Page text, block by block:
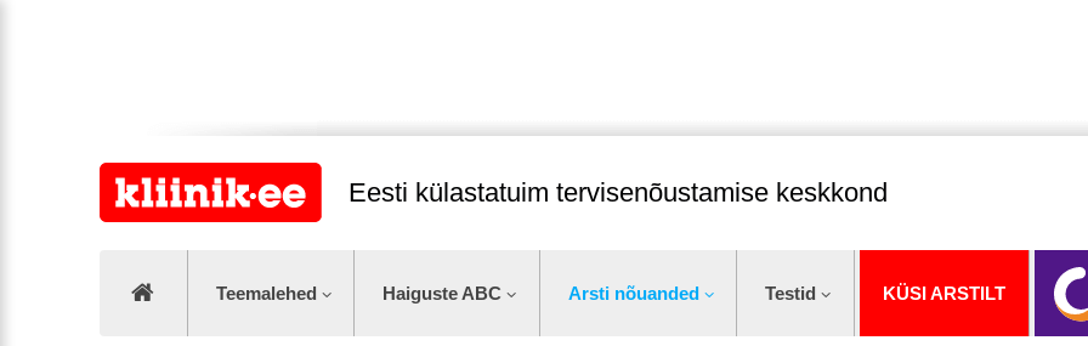
Eesti külastatuim tervisenõustamise keskkond
Teemalehed Haiguste ABC Arsti nõuanded Testid KÜSI ARSTILT